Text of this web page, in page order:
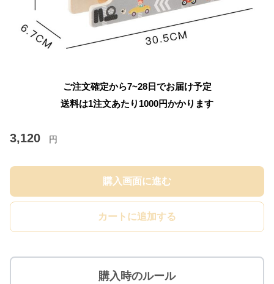
ご注文確定から7~28日でお届け予定
送料は1注文あたり 1000円かかります
3,120 円
購入画面に進む
カートに追加する
購入時のルール